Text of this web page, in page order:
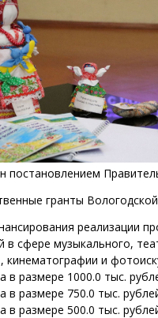
постановлением
гранты
реализации
в сфере музыкального,
кинематографии и
в размере 1000.0 тыс.
в размере 750.0 тыс.
в размере 500.0 тыс.